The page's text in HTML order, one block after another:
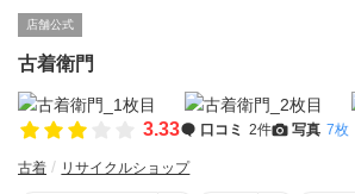
店舗公式
古着衛門
3.33 口コミ 2件 写真 7枚
古着 リサイクルショップ